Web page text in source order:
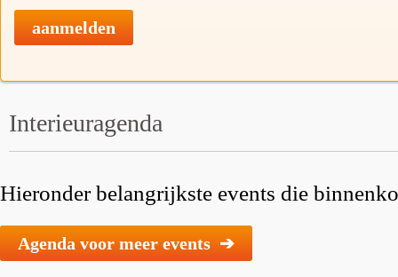
aanmelden
Interieuragenda
Hieronder belangrijkste events die
Agenda voor meer events ➔